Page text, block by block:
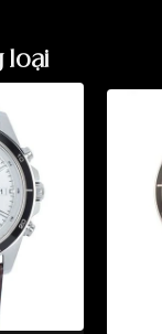
chiếc đồng hồ
tế EFS-
năng lượng mặt
giữ được sức
tự
"Casio
loại